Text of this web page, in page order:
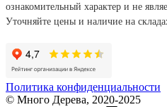
ознакомительный характер и не
Уточняйте цены и наличие на
Политика конфиденциальности
© Много Дерева, 2020-2025